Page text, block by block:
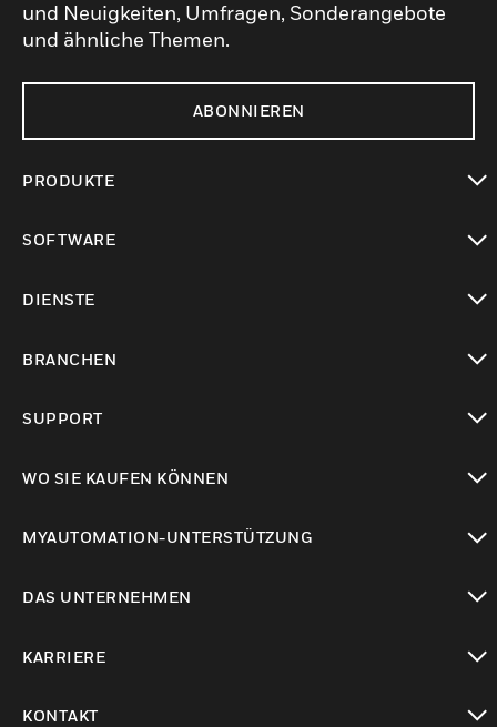
und Neuigkeiten, Umfragen, Sonderangebote
und ähnliche Themen.
ABONNIEREN
PRODUKTE
SOFTWARE
DIENSTE
BRANCHEN
SUPPORT
WO SIE KAUFEN KÖNNEN
MYAUTOMATION-UNTERSTÜTZUNG
DAS UNTERNEHMEN
KARRIERE
KONTAKT